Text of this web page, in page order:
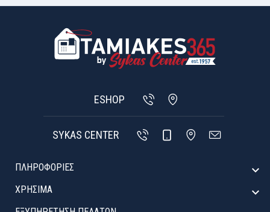
ESHOP
SYKAS CENTER
ΠΛΗΡΟΦΟΡΙΕΣ 
ΧΡΉΣΙΜΑ 